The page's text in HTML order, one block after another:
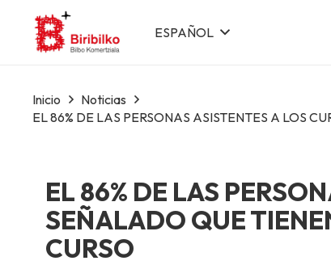
ESPAÑOL
Inicio
Noticias
EL 86% DE LAS PERSONAS ASISTENTES A LOS
EL 86% DE LAS
SEÑALADO QUE
CURSO